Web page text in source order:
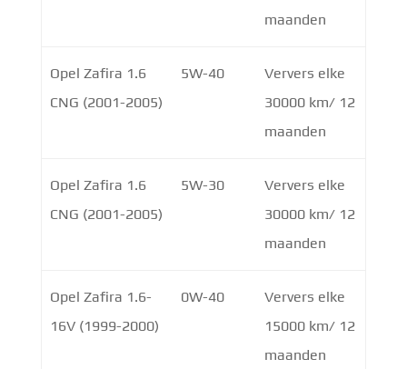
maanden
Opel Zafira 1.6
CNG (2001-2005)
5W-40
Ververs elke
30000 km/ 12
maanden
Opel Zafira 1.6
CNG (2001-2005)
5W-30
Ververs elke
30000 km/ 12
maanden
Opel Zafira 1.6-
16V (1999-2000)
0W-40
Ververs elke
15000 km/ 12
maanden